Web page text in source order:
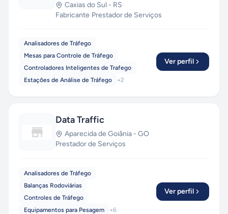
Caxias do Sul - RS
Fabricante·Prestador de Serviços
Analisadores de Tráfego
Mesas para Controle de Tráfego
Controladores Inteligentes de Trafego
Estações de Análise de Tráfego
+2
Ver perfil
Data Traffic
Aparecida de Goiânia - GO
Prestador de Serviços
Analisadores de Tráfego
Balanças Rodoviárias
Controles de Tráfego
Equipamentos para Pesagem
+6
Ver perfil